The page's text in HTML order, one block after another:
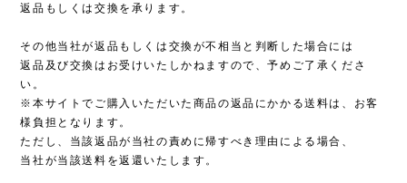
返品もしくは交換を承ります。
その他当社が返品もしくは交換が不相当と判断した場合には
返品及び交換はお受けいたしかねますので、予めご了承くださ
い。
※本サイトでご購入いただいた商品の返品にかかる送料は、お客
様負担となります。
ただし、当該返品が当社の責めに帰すべき理由による場合、
当社が当該送料を返還いたします。